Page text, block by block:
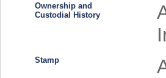
Ownership and
Custodial History
Stamp